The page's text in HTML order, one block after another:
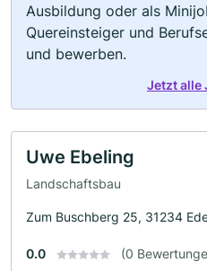
Ausbildung oder als
Quereinsteiger und
und bewerben.
Jetzt alle
Uwe Ebeling
Landschaftsbau
Zum Buschberg 25, 31234
0.0 (0